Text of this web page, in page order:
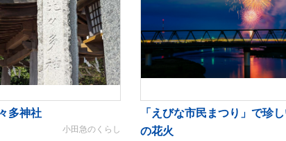
多神社
小田急のくらし
「えびな市民まつり」で珍
の花火